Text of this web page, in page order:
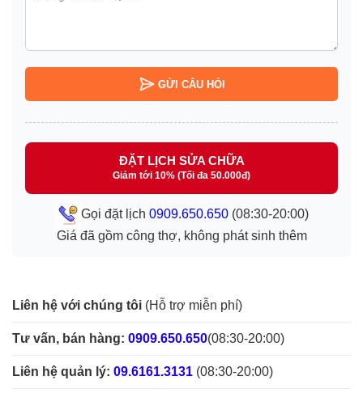
GỬI CÂU HỎI
ĐẶT LỊCH SỬA CHỮA
Giảm tới 10% (Tối đa 50.000đ)
Gọi đặt lịch 0909.650.650(08:30-20:00)
Giá đã gồm công thợ, không phát sinh thêm
Liên hệ với chúng tôi (Hỗ trợ miễn phí)
Tư vấn, bán hàng: 0909.650.650(08:30-20:00)
Liên hệ quản lý: 09.6161.3131 (08:30-20:00)